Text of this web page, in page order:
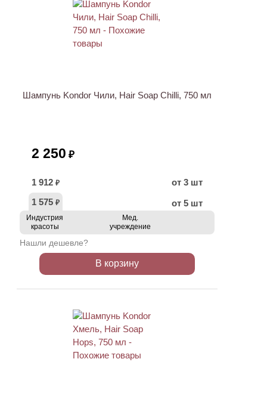
Шампунь Kondor Чили, Hair Soap Chilli, 750 мл
2 250 ₽
1 912 ₽
от 3 шт
1 575 ₽ от 5 шт
Индустрия
красоты
Мед.
учреждение
Нашли дешевле?
В корзину